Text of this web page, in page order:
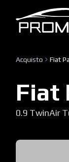
Acquisto Fiat
Fiat
0.9 TwinAir